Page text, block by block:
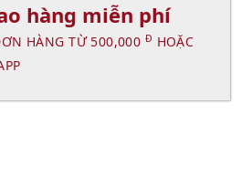
hàng miễn phí
HÀNG TỪ 500,000 Đ HOẶC